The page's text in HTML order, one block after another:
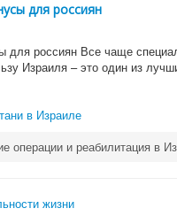
для россиян
россиян Все чаще
Израиля – это один из
в Израиле
операции и реабилитация в